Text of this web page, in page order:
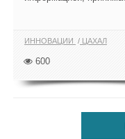
ИННОВАЦИИ ЦАХАЛ
600